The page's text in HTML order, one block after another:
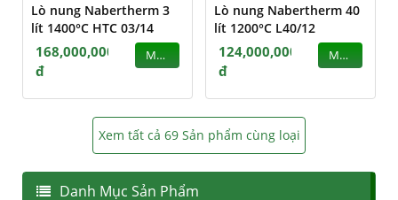
Lò nung Nabertherm 3
lít 1400°C HTC 03/14
168,000,000
đ
MUA
Lò nung Nabertherm 40
lít 1200°C L40/12
124,000,000
đ
MUA
Xem tất cả 69 Sản phẩm cùng loại
Danh Mục Sản Phẩm